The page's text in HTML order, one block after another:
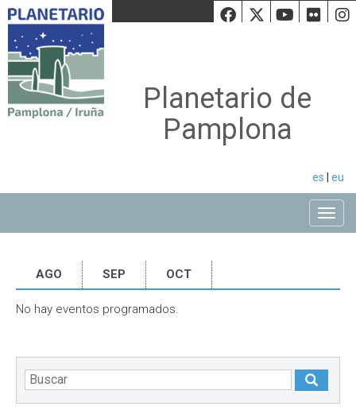
Facebook
Twiiter
Planetario de
Pamplona
es eu
AGO SEP OCT
No hay eventos programados.